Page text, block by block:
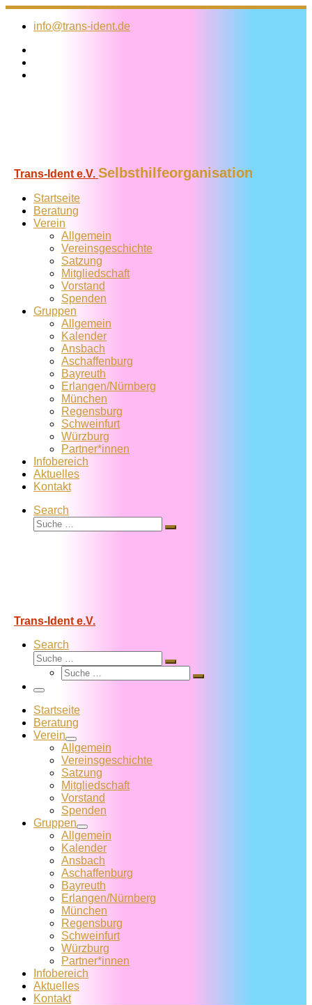
Zum
Inhalt
info@trans-ident.de
Trans-Ident e.V. Selbsthilfeorganisation
Startseite
Beratung
Verein
Allgemein
Vereins­geschichte
Satzung
Mitglied­schaft
Vorstand
Spenden
Gruppen
Allgemein
Kalender
Ansbach
Aschaffenburg
Bayreuth
Erlangen/Nürnberg
München
Regensburg
Schweinfurt
Würzburg
Partner*innen
Infobereich
Aktuelles
Kontakt
Search
Suche
Suche
Trans-Ident e.V.
Search
Suche
Suche
Suche
Suche
Menü
Startseite
Beratung
Verein
Allgemein
Vereins­geschichte
Satzung
Mitglied­schaft
Vorstand
Spenden
Gruppen
Allgemein
Kalender
Ansbach
Aschaffenburg
Bayreuth
Erlangen/Nürnberg
München
Regensburg
Schweinfurt
Würzburg
Partner*innen
Infobereich
Aktuelles
Kontakt